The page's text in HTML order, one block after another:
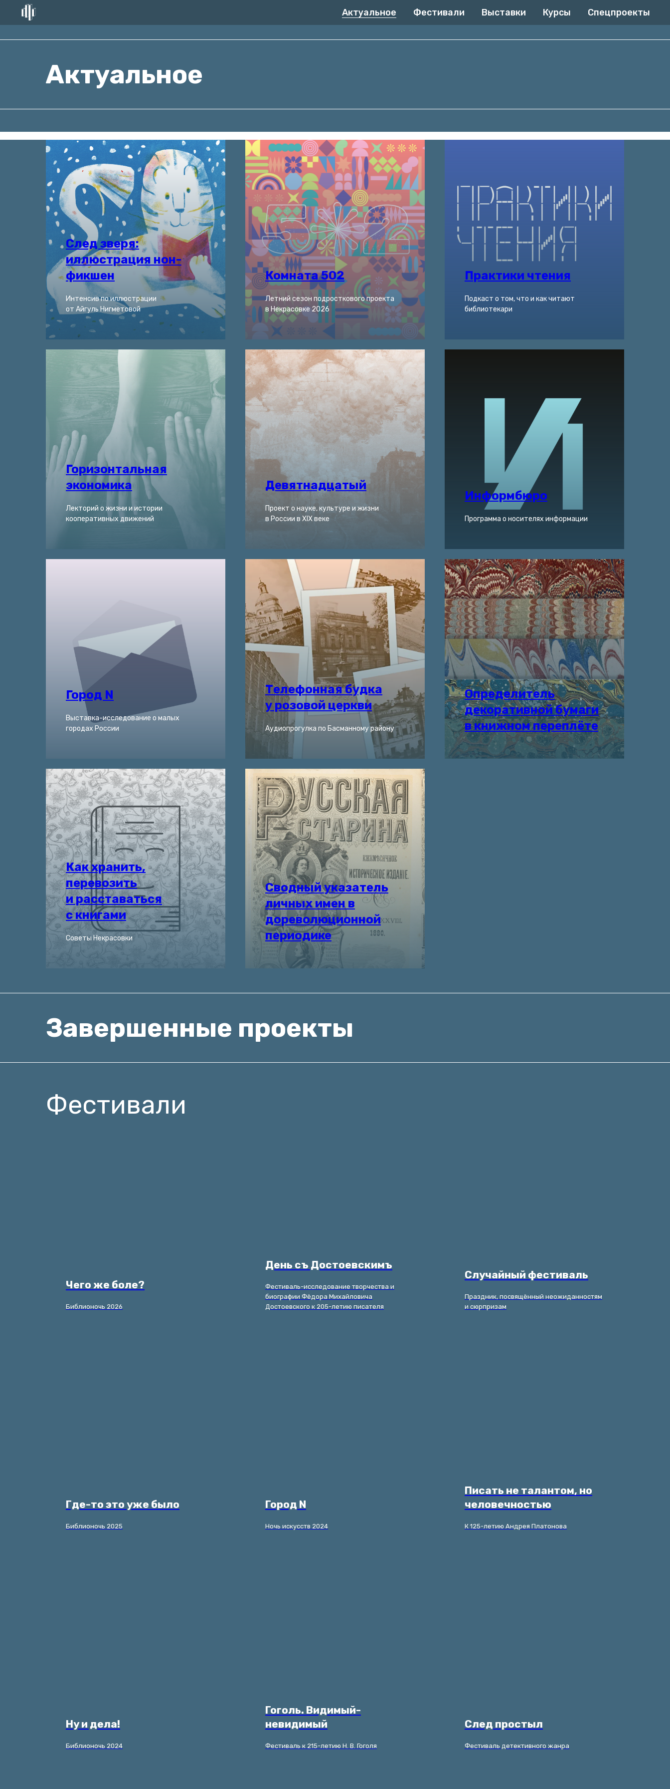
Актуальное Фестивали Выставки Курсы Спецпроекты
Актуальное
След зверя:
иллюстрация нон-
фикшен
Интенсив по иллюстрации
от Айгуль Нигметовой
Комната 502
Летний сезон подросткового проекта
в Некрасовке 2026
Практики чтения
Подкаст о том, что и как читают
библиотекари
Горизонтальная
экономика
Лекторий о жизни и истории
кооперативных движений
Девятнадцатый
Проект о науке, культуре и жизни
в России в XIX веке
Информбюро
Программа о носителях информации
Город N
Выставка-исследование о малых
городах России
Телефонная будка
у розовой церкви
Аудиопрогулка по Басманному району
Определитель
декоративной бумаги
в книжном переплёте
Как хранить,
перевозить
и расставаться
с книгами
Советы Некрасовки
Сводный указатель
личных имен в
дореволюционной
периодике
Завершенные проекты
Фестивали
Чего же боле?
Библионочь 2026
День съ Достоевскимъ
Фестиваль-исследование творчества и
биографии Фёдора Михайловича
Достоевского к 205-летию писателя
Случайный фестиваль
Праздник, посвящённый неожиданностям
и сюрпризам
Где-то это уже было
Библионочь 2025
Город N
Ночь искусств 2024
Писать не талантом, но
человечностью
К 125-летию Андрея Платонова
Ну и дела!
Библионочь 2024
Гоголь. Видимый-
невидимый
Фестиваль к 215-летию Н. В. Гоголя
След простыл
Фестиваль детективного жанра